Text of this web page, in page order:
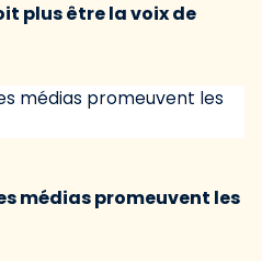
plus être la voix de
médias promeuvent les